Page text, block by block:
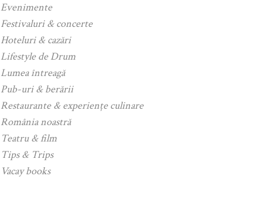
Evenimente
Festivaluri & concerte
Hoteluri & cazări
Lifestyle de Drum
Lumea întreagă
Pub-uri & berării
Restaurante & experiențe culinare
România noastră
Teatru & film
Tips & Trips
Vacay books